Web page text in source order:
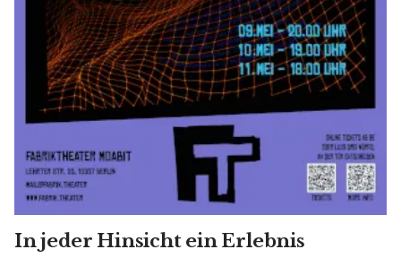
In jeder Hinsicht ein Erlebnis